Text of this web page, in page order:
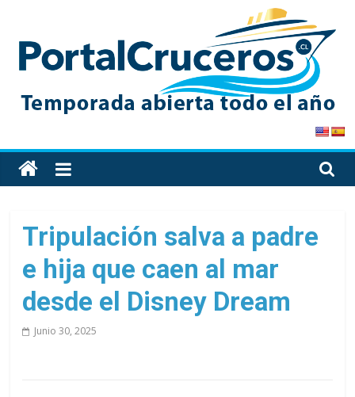
content
PortalCruceros
Toda
la
de
cruceros
en
solo
Tripulación salva a padre
e hija que caen al mar
desde el Disney Dream
Junio 30, 2025